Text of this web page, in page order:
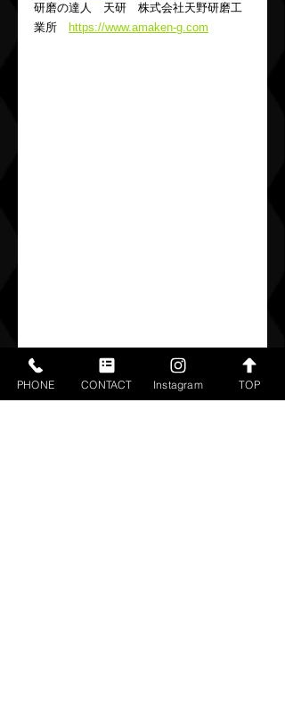
研磨の達人　天研　株式会社天野研磨工
業所
https://www.amaken-g.com
PHONE CONTACT Instagram TOP